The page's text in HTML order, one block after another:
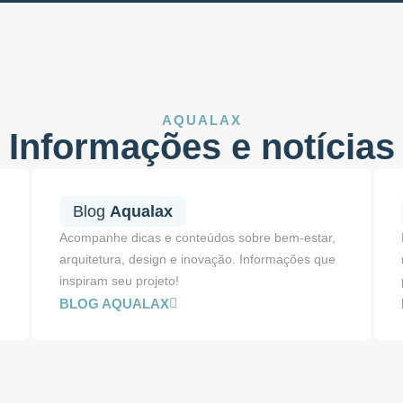
AQUALAX
Informações e notícias
Blog Aqualax
Acompanhe dicas e conteúdos sobre bem-estar,
arquitetura, design e inovação. Informações que
inspiram seu projeto!
BLOG AQUALAX